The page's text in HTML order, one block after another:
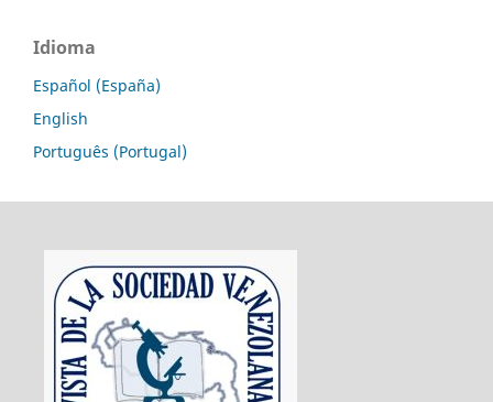
Idioma
Español (España)
English
Português (Portugal)